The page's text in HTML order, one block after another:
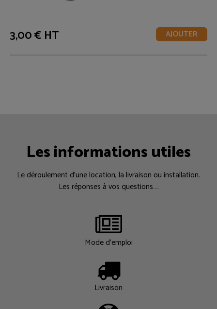
3,00 € HT AJOUTER
Les informations utiles
Le déroulement d’une location, la livraison ou installation.
Les réponses à vos questions….
Mode d'emploi
Livraison